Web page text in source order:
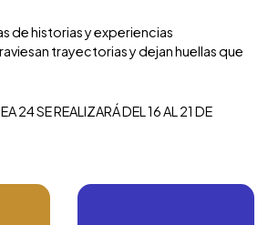
de historias y experiencias
trayectorias y dejan huellas que
24 SE REALIZARÁ DEL 16 AL 21 DE